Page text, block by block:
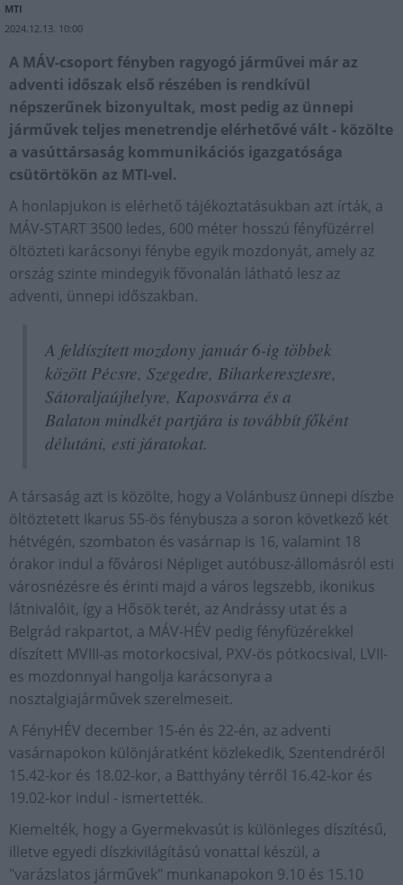
MTI
2024.12.13. 10:00
A MÁV-csoport fényben ragyogó járművei már az
adventi időszak első részében is rendkívül
népszerűnek bizonyultak, most pedig az ünnepi
járművek teljes menetrendje elérhetővé vált - közölte
a vasúttársaság kommunikációs igazgatósága
csütörtökön az MTI-vel.
A honlapjukon is elérhető tájékoztatásukban azt írták, a
MÁV-START 3500 ledes, 600 méter hosszú fényfüzérrel
öltözteti karácsonyi fénybe egyik mozdonyát, amely az
ország szinte mindegyik fővonalán látható lesz az
adventi, ünnepi időszakban.
A feldíszített mozdony január 6-ig többek
között Pécsre, Szegedre, Biharkeresztesre,
Sátoraljaújhelyre, Kaposvárra és a
Balaton mindkét partjára is továbbít főként
délutáni, esti járatokat.
A társaság azt is közölte, hogy a Volánbusz ünnepi díszbe
öltöztetett Ikarus 55-ös fénybusza a soron következő két
hétvégén, szombaton és vasárnap is 16, valamint 18
órakor indul a fővárosi Népliget autóbusz-állomásról esti
városnézésre és érinti majd a város legszebb, ikonikus
látnivalóit, így a Hősök terét, az Andrássy utat és a
Belgrád rakpartot, a MÁV-HÉV pedig fényfüzérekkel
díszített MVIII-as motorkocsival, PXV-ös pótkocsival, LVII-
es mozdonnyal hangolja karácsonyra a
nosztalgiajárművek szerelmeseit.
A FényHÉV december 15-én és 22-én, az adventi
vasárnapokon különjáratként közlekedik, Szentendréről
15.42-kor és 18.02-kor, a Batthyány térről 16.42-kor és
19.02-kor indul - ismertették.
Kiemelték, hogy a Gyermekvasút is különleges díszítésű,
illetve egyedi díszkivilágítású vonattal készül, a
"varázslatos járművek" munkanapokon 9.10 és 15.10